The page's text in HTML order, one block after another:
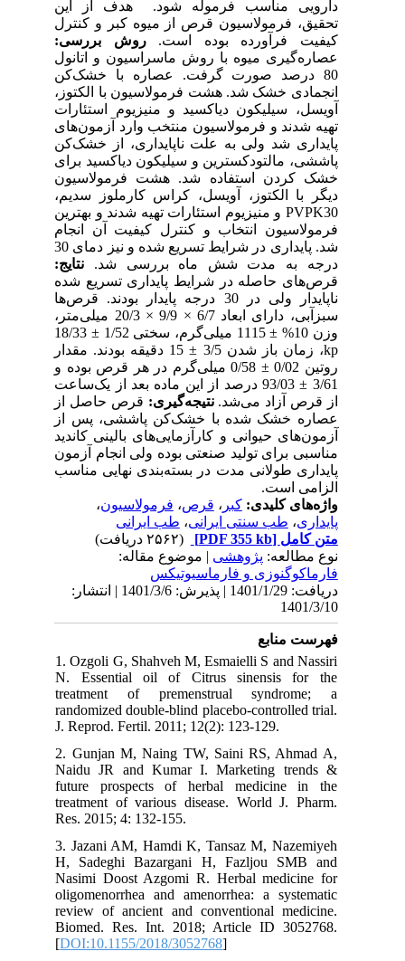
دارویی مناسب فرموله شود. ‌ هدف از این
تحقیق، فرمولاسیون قرص از میوه کبر و کنترل
کیفیت فرآورده بوده است.روش بررسی:
عصاره‌گیری میوه با روش ماسراسیون و اتانول
80 درصد صورت گرفت. عصاره با خشک‌کن
انجمادی خشک شد. هشت فرمولاسیون با الکتوز،
آویسل، سیلیکون دیاکسید و منیزیوم استئارات
تهیه شدند و فرمولاسیون منتخب وارد آزمون‌های
پایداری شد ولی به علت ناپایداری، از خشک‌کن
پاششی، مالتودکسترین و سیلیکون دیاکسید برای
خشک کردن استفاده شد. هشت فرمولاسیون
دیگر با الکتوز، آویسل، کراس کارملوز سدیم،
PVPK30 و منیزیوم استئارات تهیه شدند و بهترین
فرمولاسیون انتخاب و کنترل کیفیت آن انجام
شد. پایداری در شرایط تسریع شده و نیز دمای 30
درجه به مدت شش ماه بررسی شد.نتایج:
قرص‌های حاصله در شرایط پایداری تسریع شده
ناپایدار ولی در 30 درجه پایدار بودند. قرص‌ها
سبزآبی، دارای ابعاد 6/7 × 9/9 × 20/3 میلی‌متر،
وزن 10% ± 1115 میلی‌گرم، سختی 1/52 ± 18/33
kp، زمان باز شدن 3/5 ± 15 دقیقه بودند. مقدار
روتین 0/02 ± 0/58 میلی‌گرم در هر قرص بوده و
3/61 ± 93/03 درصد از این ماده بعد از یک‌ساعت
از قرص آزاد می‌شد.نتیجه‌گیری:قرص حاصل از
عصاره خشک شده با خشک‌کن پاششی، پس از
آزمون‌های حیوانی و کارآزمایی‌های بالینی کاندید
مناسبی برای تولید صنعتی بوده ولی انجام آزمون
پایداری طولانی مدت در بسته‌بندی نهایی مناسب
الزامی است.
واژه‌های کلیدی:کبر ،قرص ،فرمولاسیون،
پایداری ، طب سنتی ایرانی ،طب ایرانی
متن کامل[PDF 355 kb]
(۲۵۶۲ دریافت)
نوع مطالعه:پژوهشی| موضوع مقاله:
فارماكوگنوزی و فارماسيوتيكس
دریافت: 1401/1/29 | پذیرش: 1401/3/6 | انتشار:
1401/3/10
فهرست منابع
1. Ozgoli G, Shahveh M, Esmaielli S and Nassiri
N. Essential oil of Citrus sinensis for the
treatment of premenstrual syndrome; a
randomized double-blind placebo-controlled trial.
J. Reprod. Fertil. 2011; 12(2): 123-129.
2. Gunjan M, Naing TW, Saini RS, Ahmad A,
Naidu JR and Kumar I. Marketing trends &
future prospects of herbal medicine in the
treatment of various disease. World J. Pharm.
Res. 2015; 4: 132-155.
3. Jazani AM, Hamdi K, Tansaz M, Nazemiyeh
H, Sadeghi Bazargani H, Fazljou SMB and
Nasimi Doost Azgomi R. Herbal medicine for
oligomenorrhea and amenorrhea: a systematic
review of ancient and conventional medicine.
Biomed. Res. Int. 2018; Article ID 3052768.
[DOI:10.1155/2018/3052768